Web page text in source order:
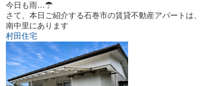
今日も雨…☂
さて、本日ご紹介する石巻市の賃貸不動産アパートは、
南中里にあります
村田住宅